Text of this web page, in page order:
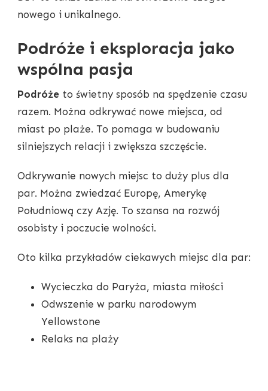
nowego i unikalnego.
Podróże i eksploracja jako
wspólna pasja
Podróże to świetny sposób na spędzenie czasu
razem. Można odkrywać nowe miejsca, od
miast po plaże. To pomaga w budowaniu
silniejszych relacji i zwiększa szczęście.
Odkrywanie nowych miejsc to duży plus dla
par. Można zwiedzać Europę, Amerykę
Południową czy Azję. To szansa na rozwój
osobisty i poczucie wolności.
Oto kilka przykładów ciekawych miejsc dla par:
Wycieczka do Paryża, miasta miłości
Odwszenie w parku narodowym
Yellowstone
Relaks na plaży